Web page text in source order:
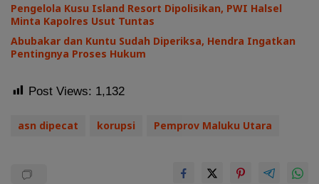
Pengelola Kusu Island Resort Dipolisikan, PWI Halsel
Minta Kapolres Usut Tuntas
Abubakar dan Kuntu Sudah Diperiksa, Hendra Ingatkan
Pentingnya Proses Hukum
Post Views: 1,132
asn dipecat korupsi Pemprov Maluku Utara